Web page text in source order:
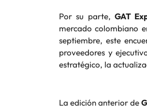
Por su parte, GAT
mercado colombiano
septiembre, este
proveedores y
estratégico, la
La edición anterior de